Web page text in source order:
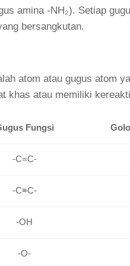
amina -NH₂). Setiap
bersangkutan.
atom atau gugus atom
khas atau memiliki
Fungsi
-C=C-
-C≡C-
-OH
-O-